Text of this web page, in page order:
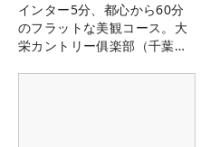
インター5分、都心から60分
のフラットな美観コース。大
栄カントリー俱楽部（千葉